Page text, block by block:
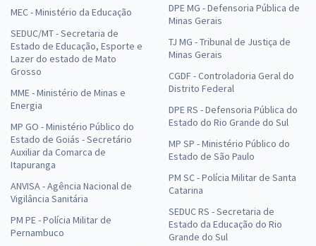
MEC - Ministério da Educação
SEDUC/MT - Secretaria de
Estado de Educação, Esporte e
Lazer do estado de Mato
Grosso
MME - Ministério de Minas e
Energia
MP GO - Ministério Público do
Estado de Goiás - Secretário
Auxiliar da Comarca de
Itapuranga
ANVISA - Agência Nacional de
Vigilância Sanitária
PM PE - Polícia Militar de
Pernambuco
DPE MG - Defensoria Pública de
Minas Gerais
TJ MG - Tribunal de Justiça de
Minas Gerais
CGDF - Controladoria Geral do
Distrito Federal
DPE RS - Defensoria Pública do
Estado do Rio Grande do Sul
MP SP - Ministério Público do
Estado de São Paulo
PM SC - Polícia Militar de Santa
Catarina
SEDUC RS - Secretaria de
Estado da Educação do Rio
Grande do Sul